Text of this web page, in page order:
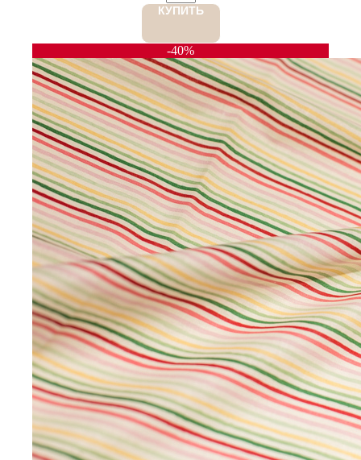
КУПИТЬ
-40%